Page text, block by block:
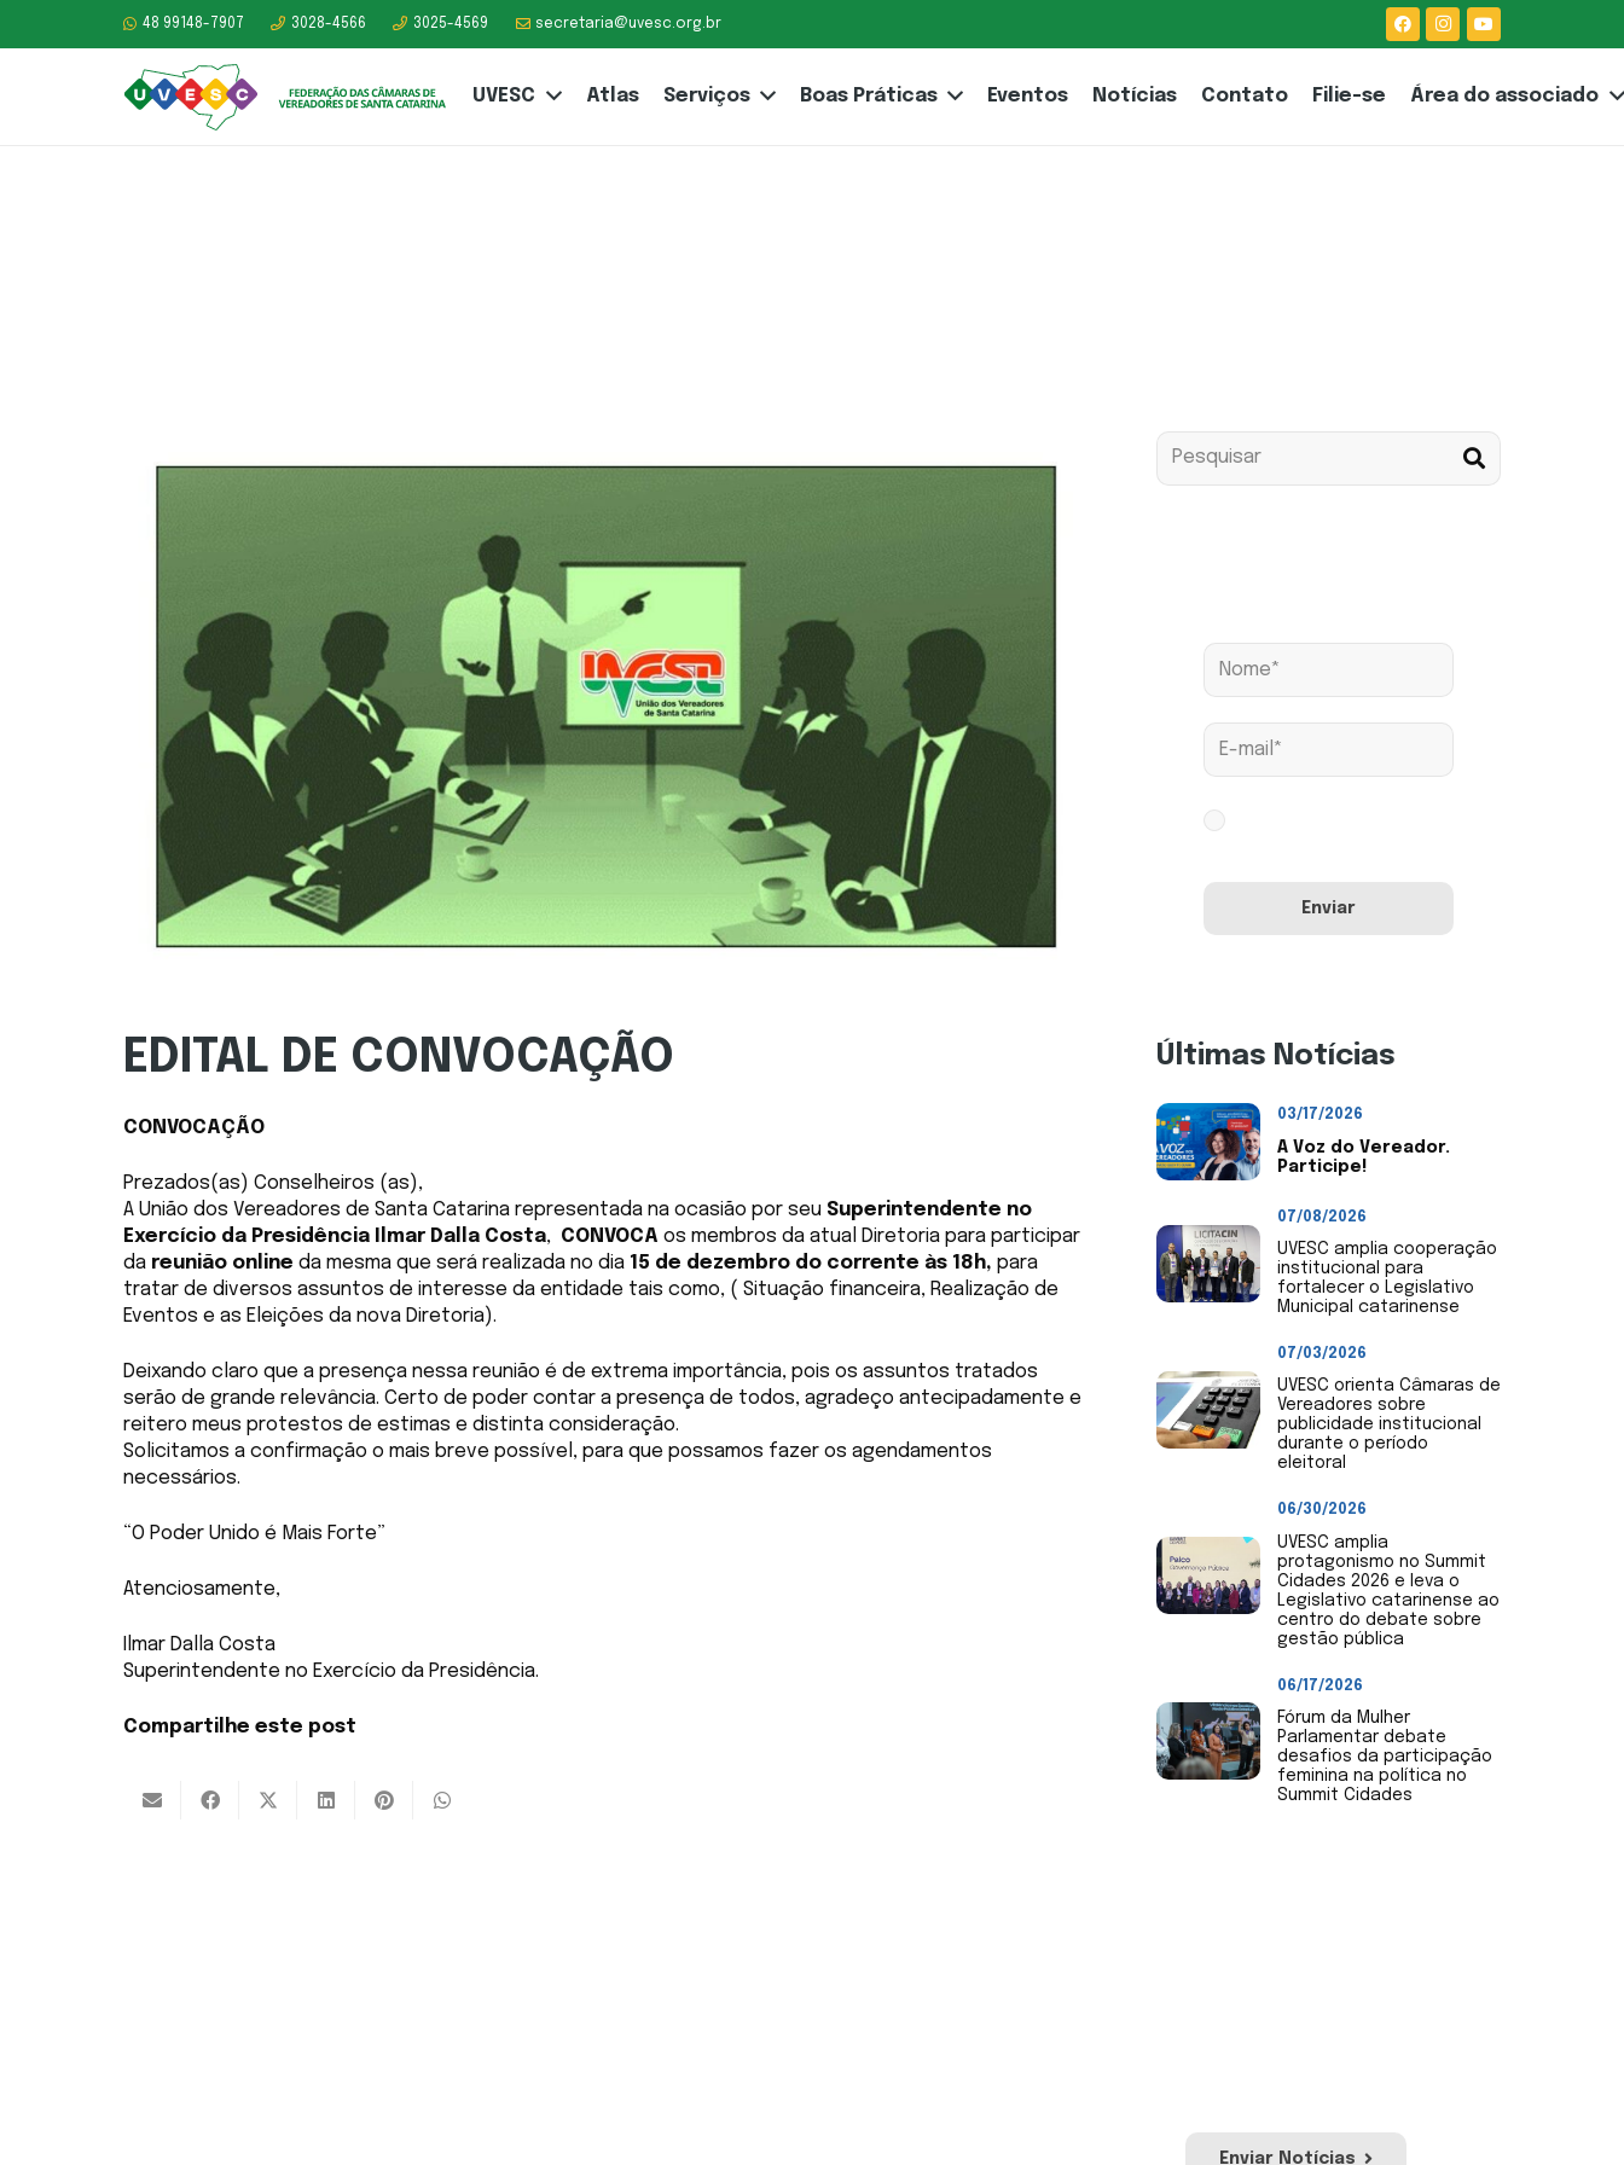
48 99148-7907 3028-4566 3025-4569 secretaria@uvesc.org.br
UVESC Atlas Serviços Boas Práticas Eventos Notícias Contato Filie-se Área do associado
EDITAL DE CONVOCAÇÃO
CONVOCAÇÃO
Prezados(as) Conselheiros (as),
A União dos Vereadores de Santa Catarina representada na ocasião por seu Superintendente no
Exercício da Presidência Ilmar Dalla Costa, CONVOCA os membros da atual Diretoria para participar
da reunião online da mesma que será realizada no dia 15 de dezembro do corrente às 18h, para
tratar de diversos assuntos de interesse da entidade tais como, ( Situação financeira, Realização de
Eventos e as Eleições da nova Diretoria).
Deixando claro que a presença nessa reunião é de extrema importância, pois os assuntos tratados
serão de grande relevância. Certo de poder contar a presença de todos, agradeço antecipadamente e
reitero meus protestos de estimas e distinta consideração.
Solicitamos a confirmação o mais breve possível, para que possamos fazer os agendamentos
necessários.
“O Poder Unido é Mais Forte”
Atenciosamente,
Ilmar Dalla Costa
Superintendente no Exercício da Presidência.
Compartilhe este post
Últimas Notícias
03/17/2026
A Voz do Vereador.
Participe!
07/08/2026
UVESC amplia cooperação
institucional para
fortalecer o Legislativo
Municipal catarinense
07/03/2026
UVESC orienta Câmaras de
Vereadores sobre
publicidade institucional
durante o período
eleitoral
06/30/2026
UVESC amplia
protagonismo no Summit
Cidades 2026 e leva o
Legislativo catarinense ao
centro do debate sobre
gestão pública
06/17/2026
Fórum da Mulher
Parlamentar debate
desafios da participação
feminina na política no
Summit Cidades
Enviar Notícias